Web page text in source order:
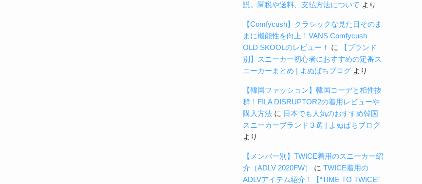
説。関税や送料、支払方法について より
【Comfycush】クラシックな見た目そのま
まに機能性を向上！VANS Comfycush
OLD SKOOLのレビュー！
に
【ブランド
別】スニーカー初心者におすすめの定番ス
ニーカーまとめ | よぬぱちブログ より
【韓国ファッション】韓国コーデと相性抜
群！FILA DISRUPTOR2の着用レビューや
購入方法 に 日本でも人気のおすすめ韓国
スニーカーブランド３選 | よぬぱちブログ
より
【メンバー別】TWICE着用のスニーカー紹
介（ADLV 2020FW）
に TWICE着用の
ADLVアイテム紹介！【“TIME TO TWICE”